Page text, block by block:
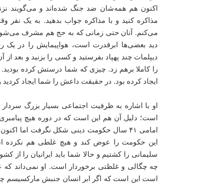
اکنون هم همه‌شان ضد جنگ شده‌اند و می‌گویند
مذاکره کنید و با مذاکره جواب بدهید. به یک نفر
می‌کنم. آنان حتی زمانی که به حج هم مشرف می‌شوند
دید بعضی‌ها ابرقدرت است، هواپیمایش را در یک
دیپلمات چند پهپاد بفرستید و کسی را بزنید و بعد
را کاملا برهم زد. چیزی که شما درستش کرده بودید.
ایجاد کرده بود. در حقیقت داعش را شما ایجاد
او با اشاره به ظرفیت اجتماعی بسیار بزرگ سردار
این حکومت را عوض کند و هیچ غلطی هم نکرده
سلیمانی را کشتیم و حالا شما باید ایرانیان را از
چه چگالی و غلظتی برخوردار است. او نمی‌داند
است این است که اگر ابر انسان جنبش مارکسیسم